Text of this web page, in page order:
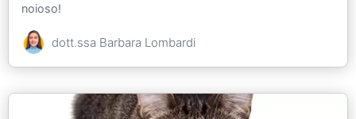
noioso!
dott.ssa Barbara Lombardi